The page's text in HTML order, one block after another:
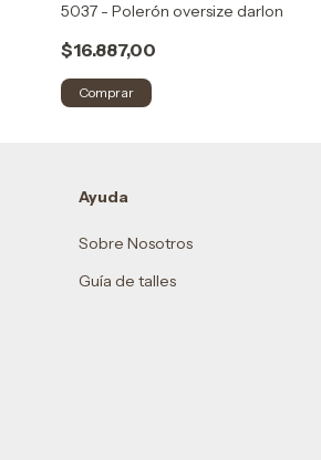
5037 - Polerón oversize darlon
$16.887,00
Comprar
Ayuda
Sobre Nosotros
Guía de talles